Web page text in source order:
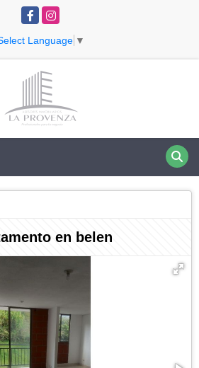
FacebookInstagram
Language ▼
en belen